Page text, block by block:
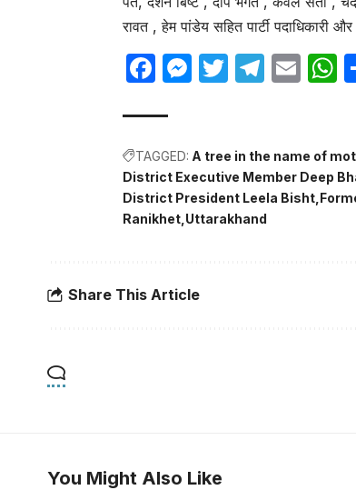
रावत , हेम पांडेय सहित पार्टी पदाधिकारी
Facebook
Messenger
Twitter
TAGGED: A tree in the name of
District Executive Member Deep
District President Leela Bisht
Ranikhet Uttarakhand
Share This Article
You Might Also Like